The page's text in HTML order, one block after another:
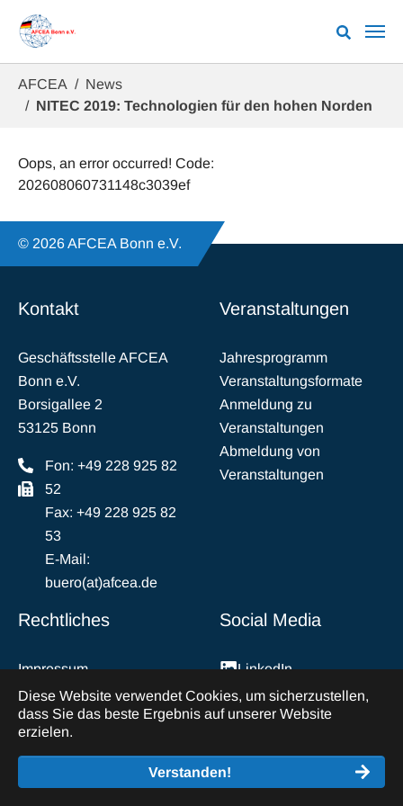
Diese Website verwendet Cookies, um sicherzustellen,
dass Sie das beste Ergebnis auf unserer Website
erzielen.
Verstanden!
AFCEA
News
NITEC 2019: Technologien für den hohen Norden
Oops, an error occurred! Code:
202608060731148c3039ef
© 2026 AFCEA Bonn e.V.
Kontakt
Geschäftsstelle AFCEA
Bonn e.V.
Borsigallee 2
53125 Bonn
Fon: +49 228 925 82
52
Fax: +49 228 925 82
53
E-Mail:
buero(at)afcea.de
Veranstaltungen
Jahresprogramm
Veranstaltungsformate
Anmeldung zu
Veranstaltungen
Abmeldung von
Veranstaltungen
Rechtliches
Impressum
Datenschutz
Abmeldung vom
Mailverkehr
Social Media
LinkedIn